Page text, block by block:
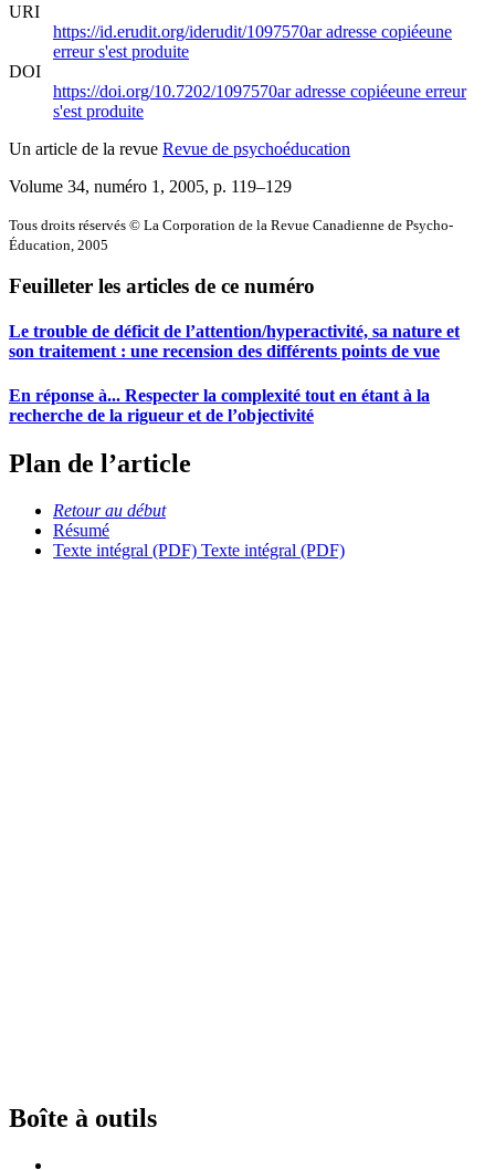
URI
https://id.erudit.org/iderudit/1097570aradresse copiéeune
erreur s'est produite
DOI
https://doi.org/10.7202/1097570aradresse copiéeune erreur
s'est produite
Un article de la revue Revue de psychoéducation
Volume 34, numéro 1, 2005, p. 119–129
Tous droits réservés © La Corporation de la Revue Canadienne de Psycho-
Éducation, 2005
Feuilleter les articles de ce numéro
Le trouble de déficit de l’attention/hyperactivité, sa nature et
son traitement : une recension des différents points de vue
En réponse à... Respecter la complexité tout en étant à la
recherche de la rigueur et de l’objectivité
Plan de l’article
Retour au début
Résumé
Texte intégral (PDF) Texte intégral (PDF)
Boîte à outils